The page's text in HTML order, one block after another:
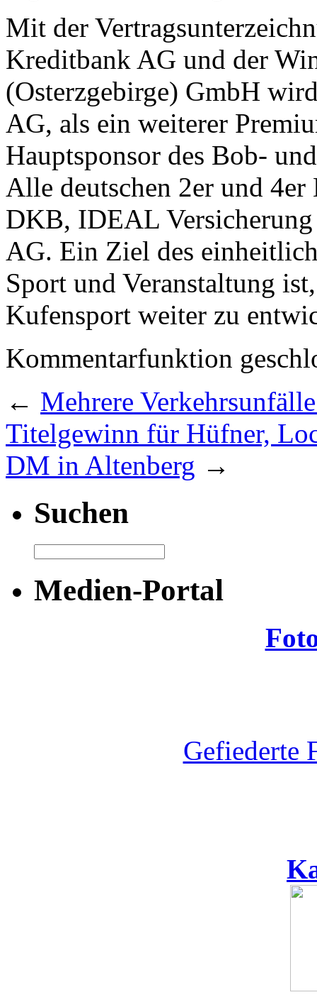
Mit der
Kreditbank AG und der
(Osterzgebirge) GmbH
AG, als ein weiterer
Hauptsponsor des Bob-
Alle deutschen 2er und
DKB, IDEAL Versicherung
AG. Ein Ziel des
Sport und Veranstaltung
Kufensport weiter zu
Kommentarfunktion
← Mehrere
Titelgewinn für Hüfner,
DM in Altenberg →
Suchen
Medien-Portal
Gefiederte